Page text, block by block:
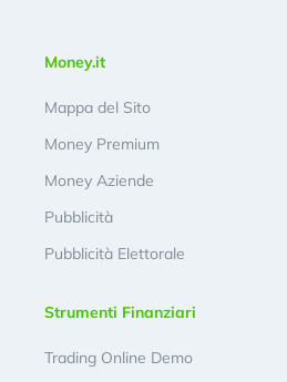
Money.it
Mappa del Sito
Money Premium
Money Aziende
Pubblicità
Pubblicità Elettorale
Strumenti Finanziari
Trading Online Demo